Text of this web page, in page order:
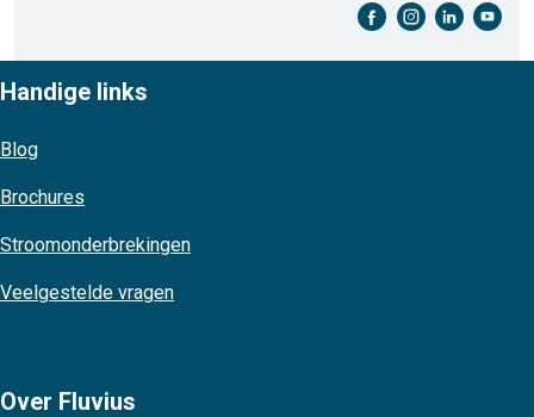
facebook-cirkel instagram-cirkel linkedin-cirkel youtube-cirkel
Handige links
Blog
Brochures
Stroomonderbrekingen
Veelgestelde vragen
Over Fluvius